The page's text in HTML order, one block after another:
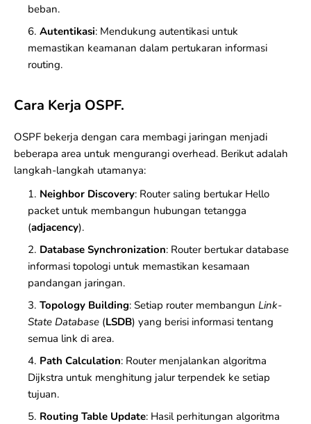
beban.
Autentikasi: Mendukung autentikasi untuk
memastikan keamanan dalam pertukaran informasi
routing.
Cara Kerja OSPF.
OSPF bekerja dengan cara membagi jaringan menjadi
beberapa area untuk mengurangi overhead. Berikut adalah
langkah-langkah utamanya:
Neighbor Discovery: Router saling bertukar Hello
packet untuk membangun hubungan tetangga
(adjacency).
Database Synchronization: Router bertukar database
informasi topologi untuk memastikan kesamaan
pandangan jaringan.
Topology Building: Setiap router membangun Link-
State Database (LSDB) yang berisi informasi tentang
semua link di area.
Path Calculation: Router menjalankan algoritma
Dijkstra untuk menghitung jalur terpendek ke setiap
tujuan.
Routing Table Update: Hasil perhitungan algoritma